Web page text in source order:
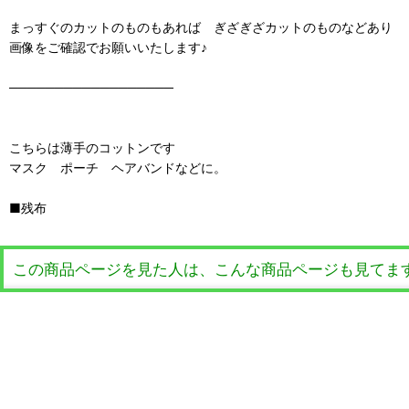
まっすぐのカットのものもあれば ぎざぎざカットのものなどあり
画像をご確認でお願いいたします♪
──────────────────
こちらは薄手のコットンです
マスク ポーチ ヘアバンドなどに。
■残布
この商品ページを見た人は、こんな商品ページも見てま